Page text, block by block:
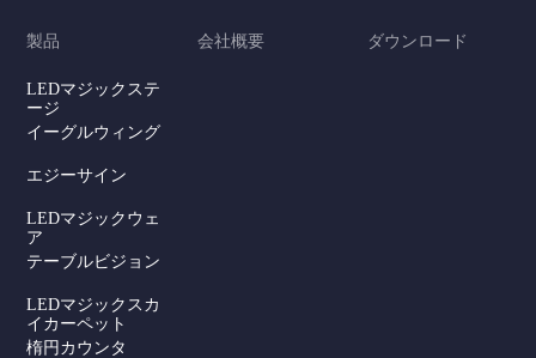
製品
LEDマジックステ
ージ
イーグルウィング
エジーサイン
LEDマジックウェ
ア
テーブルビジョン
LEDマジックスカ
イカーペット
楕円カウンタ
会社概要 ダウンロード